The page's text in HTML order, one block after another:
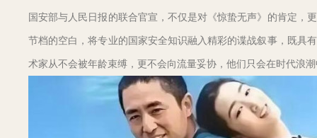
国安部与人民日报的联合官宣，不仅是对《惊蛰无声》的肯定，
节档的空白，将专业的国家安全知识融入精彩的谍战叙事，既具
术家从不会被年龄束缚，更不会向流量妥协，他们只会在时代浪